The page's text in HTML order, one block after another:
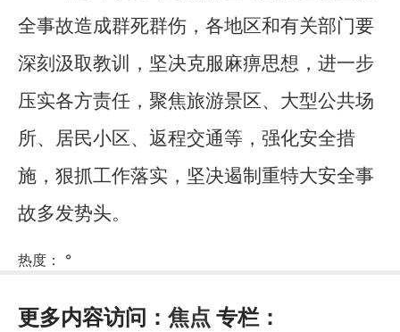
全事故造成群死群伤，各地区和有关部门要
深刻汲取教训，坚决克服麻痹思想，进一步
压实各方责任，聚焦旅游景区、大型公共场
所、居民小区、返程交通等，强化安全措
施，狠抓工作落实，坚决遏制重特大安全事
故多发势头。
热度： °
更多内容访问： 焦点 专栏：